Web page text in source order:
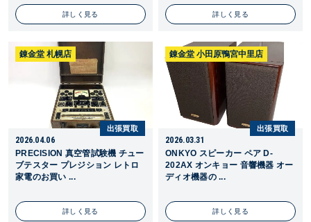
詳しく見る 詳しく見る
錬金堂 札幌店
出張買取
2026.04.06
PRECISION 真空管試験機 チュー
ブテスター プレジション レトロ
家電のお買い ...
詳しく見る
錬金堂 小田原鴨宮中里店
出張買取
2026.03.31
ONKYO スピーカー ペア D-
202AX オンキョー 音響機器 オー
ディオ機器の ...
詳しく見る